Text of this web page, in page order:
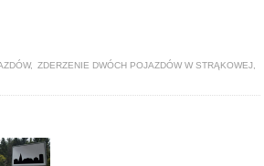
, ZDERZENIE DWÓCH POJAZDÓW W STRĄKOWEJ